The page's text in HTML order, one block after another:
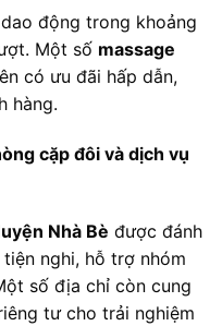
động trong khoảng
Một số massage
có ưu đãi hấp dẫn,
hàng.
cặp đôi và dịch vụ
Nhà Bè được đánh
nghi, hỗ trợ nhóm
số địa chỉ còn cung
tư cho trải nghiệm